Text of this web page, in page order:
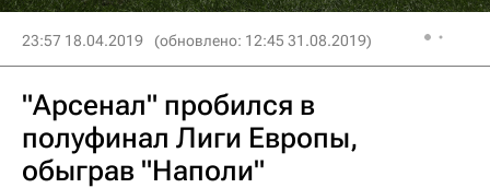
23:57 18.04.2019 (обновлено: 12:45 31.08.2019)
"Арсенал" пробился в
полуфинал Лиги Европы,
обыграв "Наполи"